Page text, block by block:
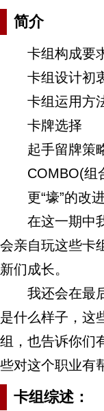
简介
卡组构成要
卡组设计初
卡组运用方
卡牌选择
起手留牌策
COMBO(组
更“壕”的改
在这一期中
会亲自玩这些卡
新们成长。
我还会在最
是什么样子，这
组，也告诉你们
些对这个职业有
卡组综述：